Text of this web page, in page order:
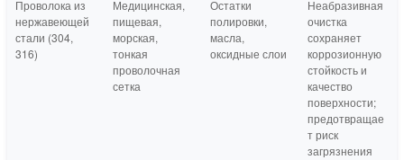
Проволока из
нержавеющей
стали (304,
316)
Медицинская,
пищевая,
морская,
тонкая
проволочная
сетка
Остатки
полировки,
масла,
оксидные слои
Неабразивная
очистка
сохраняет
коррозионную
стойкость и
качество
поверхности;
предотвращае
т риск
загрязнения